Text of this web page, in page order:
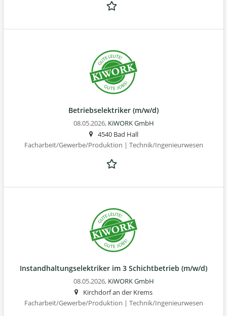
Betriebs­elektriker (m/w/d)
08.05.2026, KiWORK GmbH
4540 Bad Hall
Facharbeit/Gewerbe/Produktion | Technik/Ingenieurwesen
Instandhaltungs­elektriker im 3 Schichtbetrieb (m/w/d)
08.05.2026, KiWORK GmbH
Kirchdorf an der Krems
Facharbeit/Gewerbe/Produktion | Technik/Ingenieurwesen